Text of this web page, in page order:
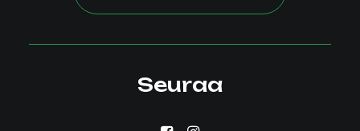
Seuraa